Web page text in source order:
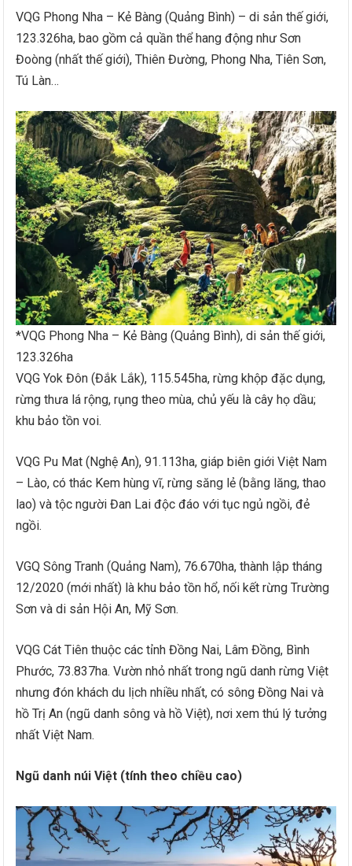
VQG Phong Nha – Kẻ Bàng (Quảng Bình) – di sản thế giới,
123.326ha, bao gồm cả quần thể hang động như Sơn
Đoòng (nhất thế giới), Thiên Đường, Phong Nha, Tiên Sơn,
Tú Làn…
*VQG Phong Nha – Kẻ Bàng (Quảng Bình), di sản thế giới,
123.326ha
VQG Yok Đôn (Đắk Lắk), 115.545ha, rừng khộp đặc dụng,
rừng thưa lá rộng, rụng theo mùa, chủ yếu là cây họ dầu;
khu bảo tồn voi.
VQG Pu Mat (Nghệ An), 91.113ha, giáp biên giới Việt Nam
– Lào, có thác Kem hùng vĩ, rừng săng lẻ (bằng lăng, thao
lao) và tộc người Đan Lai độc đáo với tục ngủ ngồi, đẻ
ngồi.
VGQ Sông Tranh (Quảng Nam), 76.670ha, thành lập tháng
12/2020 (mới nhất) là khu bảo tồn hổ, nối kết rừng Trường
Sơn và di sản Hội An, Mỹ Sơn.
VQG Cát Tiên thuộc các tỉnh Đồng Nai, Lâm Đồng, Bình
Phước, 73.837ha. Vườn nhỏ nhất trong ngũ danh rừng Việt
nhưng đón khách du lịch nhiều nhất, có sông Đồng Nai và
hồ Trị An (ngũ danh sông và hồ Việt), nơi xem thú lý tưởng
nhất Việt Nam.
Ngũ danh núi Việt (tính theo chiều cao)